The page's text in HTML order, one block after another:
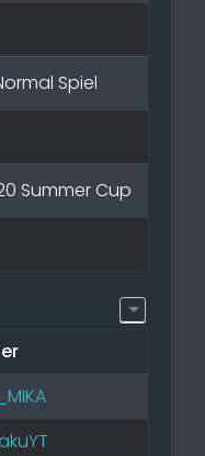
Spiel
Summer Cup